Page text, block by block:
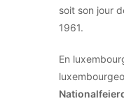
soit son jour
1961.
En